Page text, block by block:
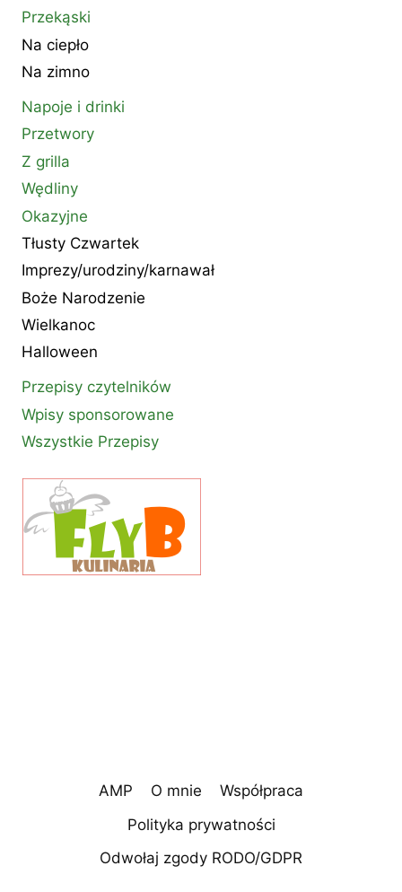
Przekąski
Na ciepło
Na zimno
Napoje i drinki
Przetwory
Z grilla
Wędliny
Okazyjne
Tłusty Czwartek
Imprezy/urodziny/karnawał
Boże Narodzenie
Wielkanoc
Halloween
Przepisy czytelników
Wpisy sponsorowane
Wszystkie Przepisy
AMP O mnie
Współpraca
Polityka prywatności
Odwołaj zgody RODO/GDPR